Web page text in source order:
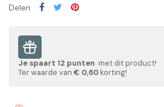
Delen
Je spaart 12 punten met dit product!
Ter waarde van € 0,60 korting!